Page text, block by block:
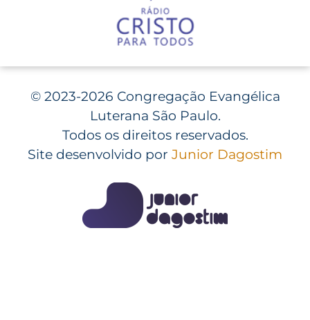
©2023-2026 Congregação Evangélica
Luterana São Paulo.
Todos os direitos reservados.
Site desenvolvido por Junior Dagostim